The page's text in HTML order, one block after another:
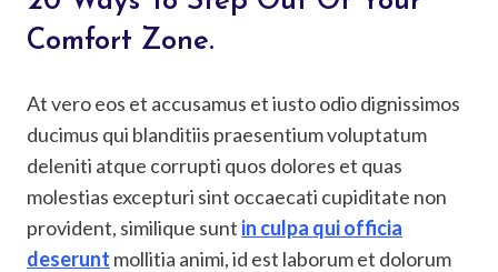
Comfort Zone.
At vero eos et accusamus et iusto odio dignissimos
ducimus qui blanditiis praesentium voluptatum
deleniti atque corrupti quos dolores et quas
molestias excepturi sint occaecati cupiditate non
provident, similique sunt in culpa qui officia
deserunt mollitia animi, id est laborum et dolorum